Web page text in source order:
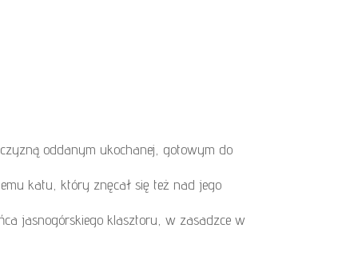
oddanym ukochanej, gotowym do
katu, który znęcał się też nad jego
jasnogórskiego klasztoru, w zasadzce w